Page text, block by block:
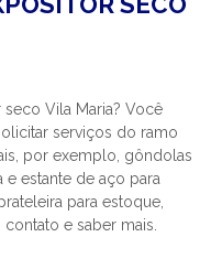
Vila Maria? Você
serviços do ramo
por exemplo, gôndolas
e estante de aço para
para estoque,
e saber mais.